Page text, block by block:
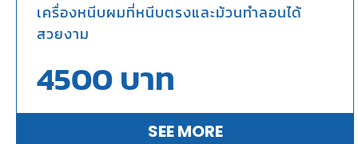
เครื่องหนีบผมที่หนีบตรงและม้วนทำลอนได้
สวยงาม
4500บาท
SEE MORE